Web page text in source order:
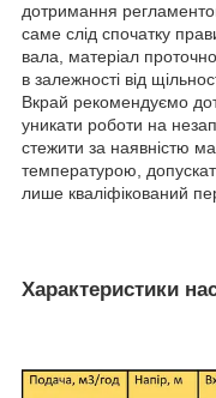
дотримання
саме слід спочатку
вала, матеріал
в залежності від
Вкрай рекомендуємо
уникати роботи на
стежити за наявністю
температурою,
лише кваліфікований
Характеристики